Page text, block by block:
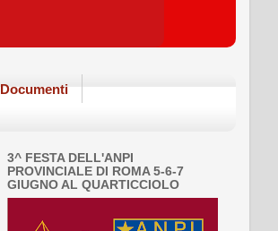
Documenti
3^ FESTA DELL'ANPI
PROVINCIALE DI ROMA 5-6-7
GIUGNO AL QUARTICCIOLO